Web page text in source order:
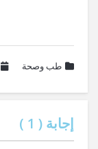
طب وصحة
إجابة ( 1
)